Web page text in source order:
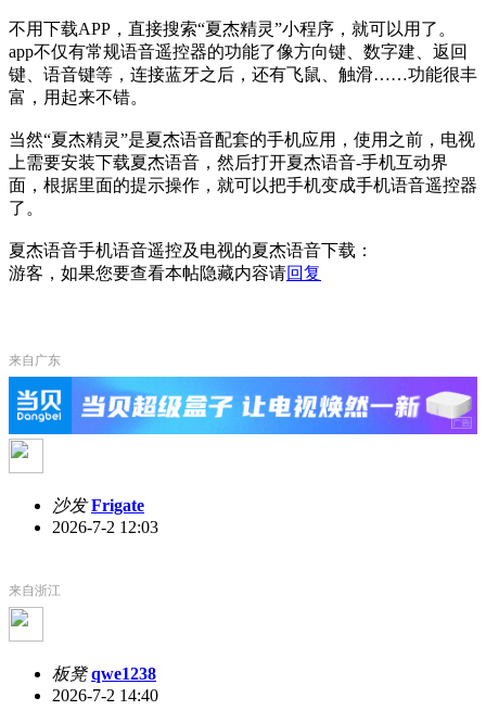
不用下载APP，直接搜索“夏杰精灵”小程序，就可以用了。
app不仅有常规语音遥控器的功能了像方向键、数字建、返回
键、语音键等，连接蓝牙之后，还有飞鼠、触滑……功能很丰
富，用起来不错。
当然“夏杰精灵”是夏杰语音配套的手机应用，使用之前，电视
上需要安装下载夏杰语音，然后打开夏杰语音-手机互动界
面，根据里面的提示操作，就可以把手机变成手机语音遥控器
了。
夏杰语音手机语音遥控及电视的夏杰语音下载：
游客，如果您要查看本帖隐藏内容请回复
来自广东
沙发 Frigate
2026-7-2 12:03
来自浙江
板凳 qwe1238
2026-7-2 14:40